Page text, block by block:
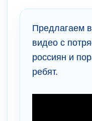
Предлагаем
видео с
россиян и
ребят.